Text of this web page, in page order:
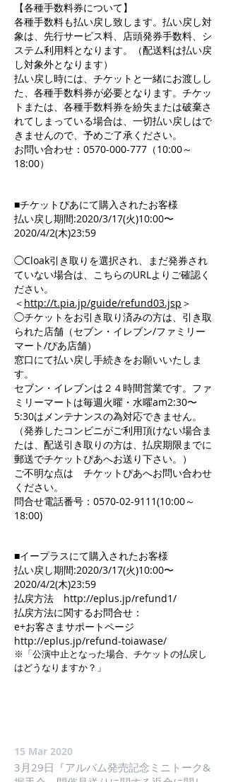
【各種手数料券について】
各種手数料も払い戻し致します。払い戻し対
象は、先行サービス料、店頭発券手数料、シ
ステム利用料となります。（配送料は払い戻
し対象外となります）
払い戻し時には、チケットと一緒にお渡しし
た、各種手数料券が必要となります。チケッ
トまたは、各種手数料券を紛失または破棄さ
れてしまっている場合は、一切払い戻しはで
きませんので、予めご了承ください。
お問い合わせ：0570-000-777（10:00～
18:00）
■チケットぴあにて購入されたお客様
払い戻し期間:2020/3/17(火)10:00〜
2020/4/2(木)23:59
◯Cloak引き取りを選択され、まだ発券され
ていない場合は、こちらのURLよりご確認く
ださい。
＜ http://t.pia.jp/guide/refund03.jsp ＞
◯チケットをお引き取り済みの方は、引き取
られた店舗（セブン・イレブン/ファミリー
マート/ぴあ店舗）
窓口にて払い戻し手続きをお願いいたしま
す。
セブン・イレブンは２４時間営業です。ファ
ミリーマートは毎週火曜・水曜am2:30〜
5:30はメンテナンスの為対応できません。
（発券したコンビニがご利用頂けない場合ま
たは、配送引き取りの方は、払戻期限までに
郵送でチケットぴあへお送り下さい。）
ご不明な点は チケットぴあへお問い合わせ
ください。
問合せ電話番号：0570-02-9111(10:00～
18:00)
■イープラスにて購入されたお客様
払い戻し期間:2020/3/17(火)10:00〜
2020/4/2(木)23:59
払戻方法 http://eplus.jp/refund1/
払戻方法に関するお問合せ：
e+お客さまサポートページ
http://eplus.jp/refund-toiawase/
※「公演中止となった場合、チケットの払戻し
はどうなりますか？」
15 Mar 2020
3月29日『アルバム発売記念ミニトーク&